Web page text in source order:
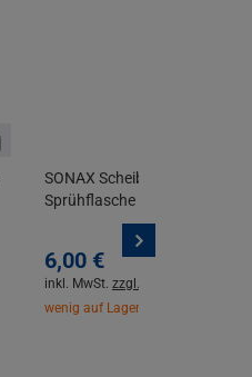
SONAX ScheibenStar Glas
Sprühflasche Scheiben
6,00 €
inkl. MwSt. zzgl. Versandkosten
wenig auf Lager |